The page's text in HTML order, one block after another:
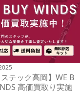
ステック高岡】WE B
高価買取り実施